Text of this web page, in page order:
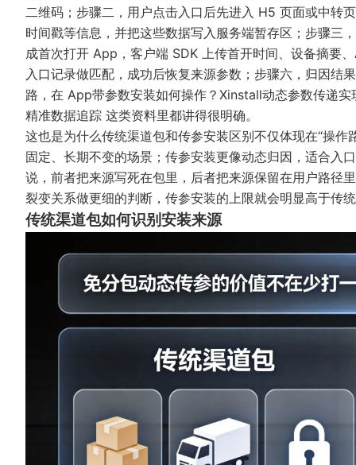
二维码；步骤二，用户点击入口后先进入 H5 页面或中转
时间戳等信息，并把这些数据写入服务端暂存区；步骤三
成首次打开 App，客户端 SDK 上传首开时间、设备摘要
入口记录做匹配，成功后恢复来源参数；步骤六，归因结
路，在 App带参数安装如何操作？Xinstall动态参数传递实
精准数据追踪 这类资料里都讲得很明确。
这也是为什么传统渠道包和传参安装区别不仅体现在“操
固定、长期不变的场景；传参安装更像动态归因，适合入
说，前者把来源写死在包里，后者把来源保留在用户路径
裂变关系做更细的判断，传参安装的上限就会明显高于传
传统渠道包如何识别安装来源